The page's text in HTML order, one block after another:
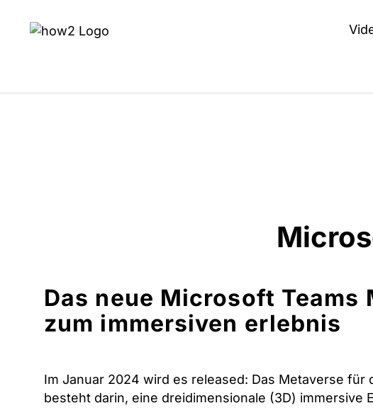
Das neue Microsoft
zum immersiven erlebnis
Im Januar 2024 wird es released: Das Metaverse für
besteht darin, eine dreidimensionale (3D)